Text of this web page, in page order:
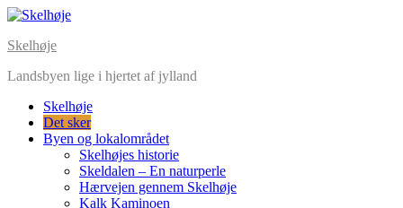
Skip
content
Skelhøje
Landsbyen lige i hjertet af jylland
Skelhøje
Det sker
Byen og lokalområdet
Skelhøjes historie
Skeldalen – En naturperle
Hærvejen gennem Skelhøje
Kalk Kaminoen